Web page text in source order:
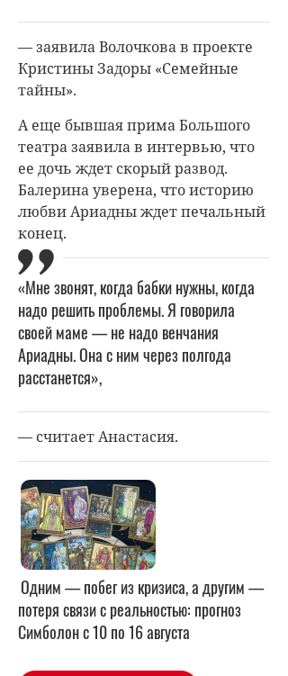
— заявила Волочкова в проекте
Кристины Задоры «Семейные
тайны».
А еще бывшая прима Большого
театра заявила в интервью, что
ее дочь ждет скорый развод.
Балерина уверена, что историю
любви Ариадны ждет печальный
конец.
«Мне звонят, когда бабки нужны, когда
надо решить проблемы. Я говорила
своей маме — не надо венчания
Ариадны. Она с ним через полгода
расстанется»,
— считает Анастасия.